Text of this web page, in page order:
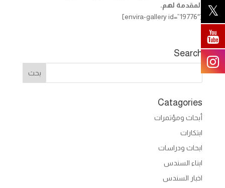
المقدمة لهم.
[envira-gallery id=”19776″]
Search
Catagories
أبحاث ومؤتمرات
ابتكارات
ابحاث ودراسات
ابناء السندس
اخبار السندس